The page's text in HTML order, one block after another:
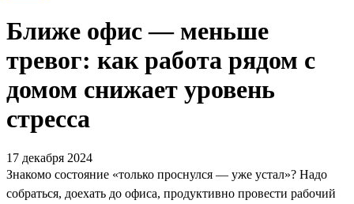
Ближе офис — меньше
тревог: как работа рядом с
домом снижает уровень
стресса
17 декабря 2024
Знакомо состояние «только проснулся — уже устал»? Надо
собраться, доехать до офиса, продуктивно провести рабочий